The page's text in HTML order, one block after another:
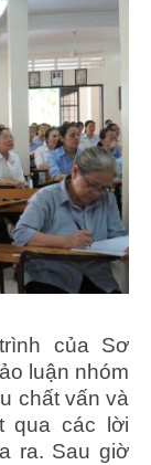
của Sơ
luận nhóm
chất vấn và
qua các lời
ra. Sau giờ